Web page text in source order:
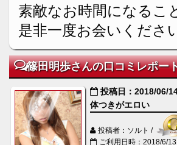
素敵なお時間になるこ
是非一度お会いくださ
篠田明歩さんの口コミレポー
投稿日：2018/06/
体つきがエロい
投稿者：ソルト /
ご利用日時：2018/6/13